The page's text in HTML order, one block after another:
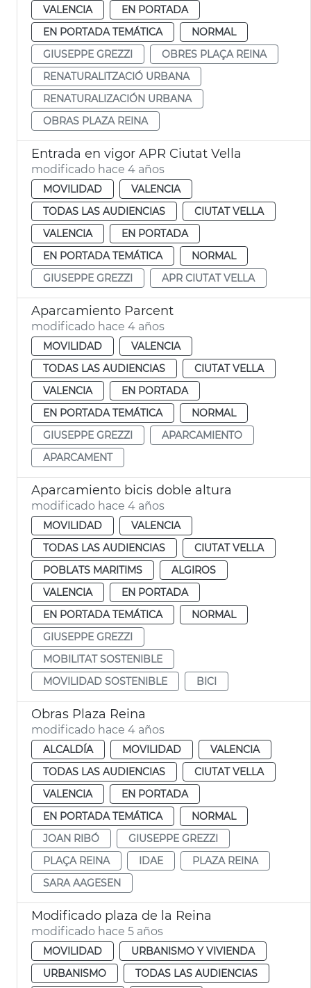
VALENCIA
EN PORTADA
EN PORTADA TEMÁTICA
NORMAL
GIUSEPPE GREZZI
OBRES PLAÇA REINA
RENATURALITZACIÓ URBANA
RENATURALIZACIÓN URBANA
OBRAS PLAZA REINA
Entrada en vigor APR Ciutat Vella
modificado hace 4 años
MOVILIDAD
VALENCIA
TODAS LAS AUDIENCIAS
CIUTAT VELLA
VALENCIA
EN PORTADA
EN PORTADA TEMÁTICA
NORMAL
GIUSEPPE GREZZI
APR CIUTAT VELLA
Aparcamiento Parcent
modificado hace 4 años
MOVILIDAD
VALENCIA
TODAS LAS AUDIENCIAS
CIUTAT VELLA
VALENCIA
EN PORTADA
EN PORTADA TEMÁTICA
NORMAL
GIUSEPPE GREZZI
APARCAMIENTO
APARCAMENT
Aparcamiento bicis doble altura
modificado hace 4 años
MOVILIDAD
VALENCIA
TODAS LAS AUDIENCIAS
CIUTAT VELLA
POBLATS MARITIMS
ALGIROS
VALENCIA
EN PORTADA
EN PORTADA TEMÁTICA
NORMAL
GIUSEPPE GREZZI
MOBILITAT SOSTENIBLE
MOVILIDAD SOSTENIBLE
BICI
Obras Plaza Reina
modificado hace 4 años
ALCALDÍA MOVILIDAD
VALENCIA
TODAS LAS AUDIENCIAS
CIUTAT VELLA
VALENCIA
EN PORTADA
EN PORTADA TEMÁTICA
NORMAL
JOAN RIBÓ
GIUSEPPE GREZZI
PLAÇA REINA
IDAE
PLAZA REINA
SARA AAGESEN
Modificado plaza de la Reina
modificado hace 5 años
MOVILIDAD
URBANISMO Y VIVIENDA
URBANISMO
TODAS LAS AUDIENCIAS